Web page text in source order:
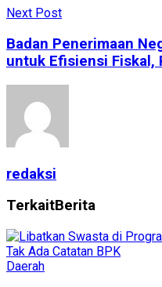
Next Post
Badan Penerimaan
untuk Efisiensi Fiskal,
redaksi
TerkaitBerita
Daerah